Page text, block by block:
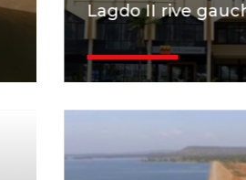
Lagdo II rive